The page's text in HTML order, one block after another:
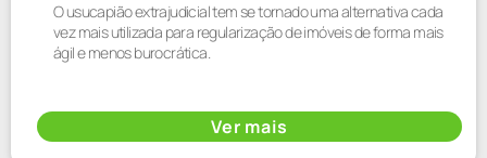
O usucapião extrajudicial tem se tornado uma alternativa cada
vez mais utilizada para regularização de imóveis de forma mais
ágil e menos burocrática.
Ver mais